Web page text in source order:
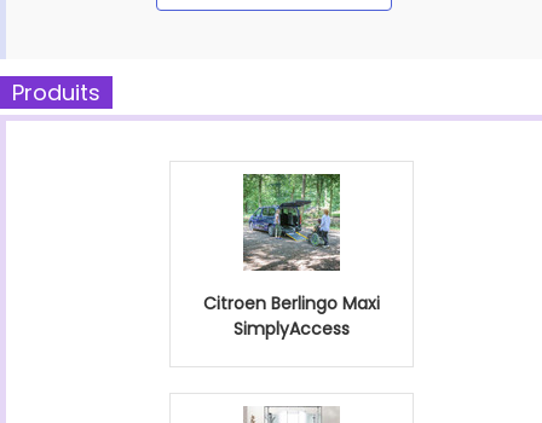
Produits
Citroen Berlingo Maxi
SimplyAccess